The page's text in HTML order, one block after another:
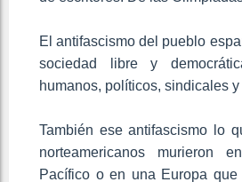
El antifascismo del pueblo
sociedad libre y
humanos, políticos, sindicales
También ese antifascismo lo
norteamericanos murieron
Pacífico o en una Europa